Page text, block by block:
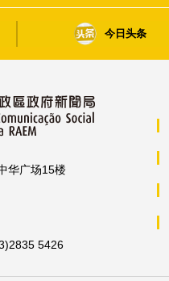
今日头条
华广场15楼
5426